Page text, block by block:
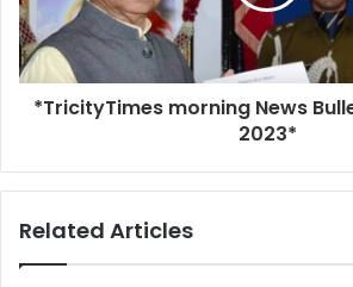
*TricityTimes morning News
2023*
Related Articles